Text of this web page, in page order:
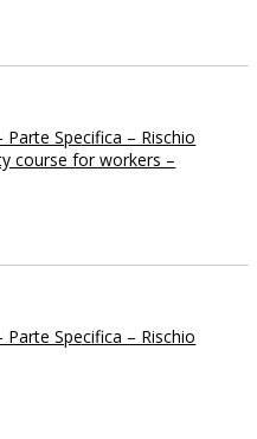
Specifica – Rischio
course for workers –
Specifica – Rischio